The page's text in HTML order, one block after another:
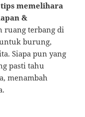
tips memelihara
&
ruang terbang di
burung,
Siapa pun yang
pasti tahu
menambah